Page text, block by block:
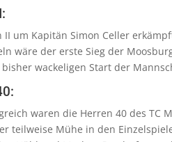
II um Kapitän Simon Celler
wäre der erste Sieg der
bisher wackeligen Start der
waren die Herren 40 des TC
teilweise Mühe in den